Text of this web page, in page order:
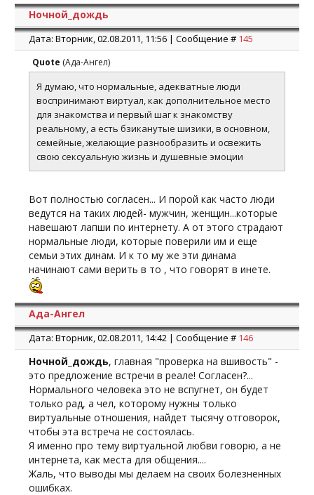
Ночной_дождь
Дата: Вторник, 02.08.2011, 11:56 | Сообщение # 145
Quote (Ада-Ангел)
Я думаю, что нормальные, адекватные люди
воспринимают виртуал, как дополнительное место
для знакомства и первый шаг к знакомству
реальному, а есть бзиканутые шизики, в основном,
семейные, желающие разнообразить и освежить
свою сексуальную жизнь и душевные эмоции
Вот полностью согласен... И порой как часто люди
ведутся на таких людей- мужчин, женщин...которые
навешают лапши по интернету. А от этого страдают
нормальные люди, которые поверили им и еще
семьи этих динам. И к то му же эти динама
начинают сами верить в то , что говорят в инете.
Ада-Ангел
Дата: Вторник, 02.08.2011, 14:42 | Сообщение # 146
Ночной_дождь, главная "проверка на вшивость" -
это предложение встречи в реале! Согласен?...
Нормального человека это не вспугнет, он будет
только рад, а чел, которому нужны только
виртуальные отношения, найдет тысячу отговорок,
чтобы эта встреча не состоялась.
Я именно про тему виртуальной любви говорю, а не
интернета, как места для общения....
Жаль, что выводы мы делаем на своих болезненных
ошибках.